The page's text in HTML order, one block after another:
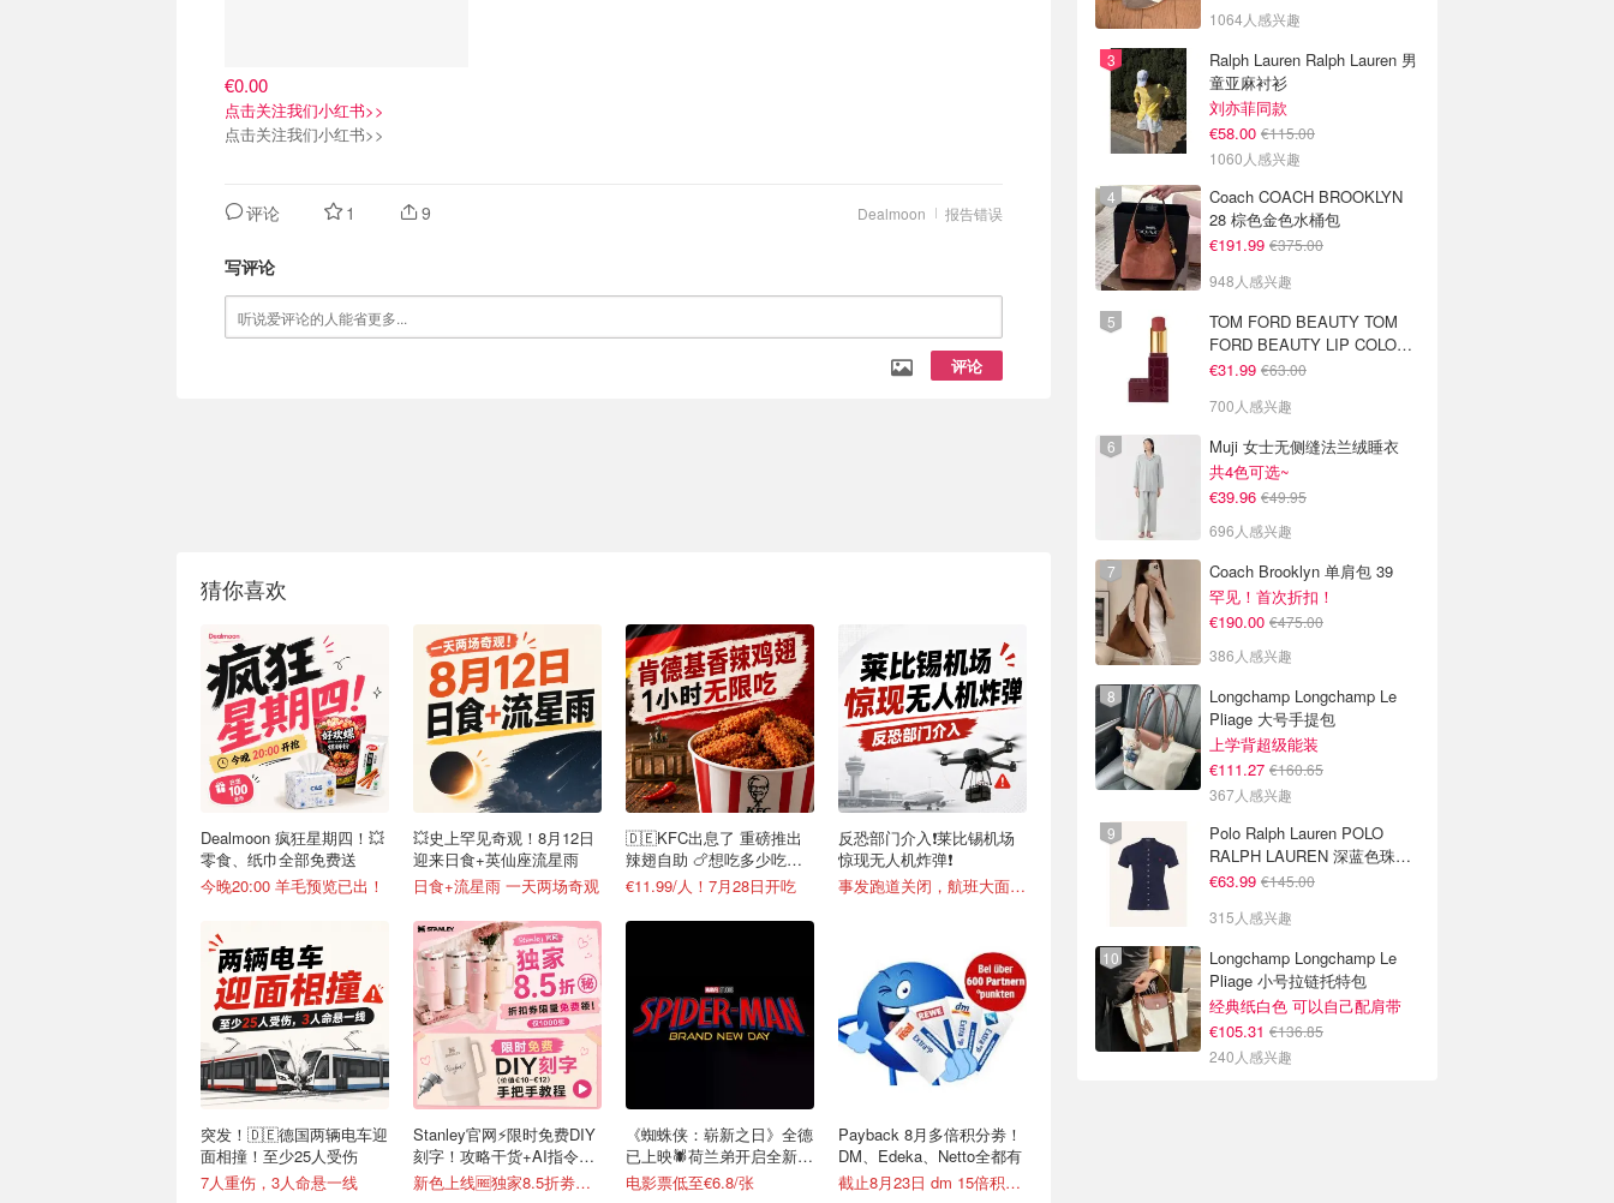
€0.00
点击关注我们小红书>>
点击关注我们小红书>>
报告错误
Dealmoon
评论 1 9
写评论
评论
猜你喜欢
Dealmoon 疯狂星期四！💥
零食、纸巾全部免费送
今晚20:00 羊毛预览已出！
突发！🇩🇪德国两辆电车迎
面相撞！至少25人受伤
7人重伤，3人命悬一线
💥史上罕见奇观！8月12日
迎来日食+英仙座流星雨
日食+流星雨 一天两场奇观
Stanley官网⚡️限时免费DIY
刻字！攻略干货+AI指令直
接戳
新色上线🆓独家8.5折劵速领
🇩🇪KFC出息了 重磅推出
辣翅自助 🍗想吃多少吃多
少
€11.99/人！7月28日开吃
《蜘蛛侠：崭新之日》全德
已上映🕷️荷兰弟开启全新篇
章
电影票低至€6.8/张
反恐部门介入❗️莱比锡机场
惊现无人机炸弹❗️
事发跑道关闭，航班大面积改道
Payback 8月多倍积分劵！
DM、Edeka、Netto全都有
截止8月23日 dm 15倍积分劵
1064人感兴趣
Ralph Lauren Ralph Lauren 男
童亚麻衬衫
刘亦菲同款
€58.00 €115.00
1060人感兴趣
Coach COACH BROOKLYN
28 棕色金色水桶包
€191.99 €375.00
948人感兴趣
TOM FORD BEAUTY TOM
FORD BEAUTY LIP COLOR
SATIN MATTE 裸玫瑰口红
€31.99 €63.00
700人感兴趣
Muji 女士无侧缝法兰绒睡衣
共4色可选~
€39.96 €49.95
696人感兴趣
Coach Brooklyn 单肩包 39
罕见！首次折扣！
€190.00 €475.00
386人感兴趣
Longchamp Longchamp Le
Pliage 大号手提包
上学背超级能装
€111.27 €160.65
367人感兴趣
Polo Ralph Lauren POLO
RALPH LAUREN 深蓝色珠地
布 Polo衫
€63.99 €145.00
315人感兴趣
Longchamp Longchamp Le
Pliage 小号拉链托特包
经典纸白色 可以自己配肩带
€105.31 €136.85
240人感兴趣